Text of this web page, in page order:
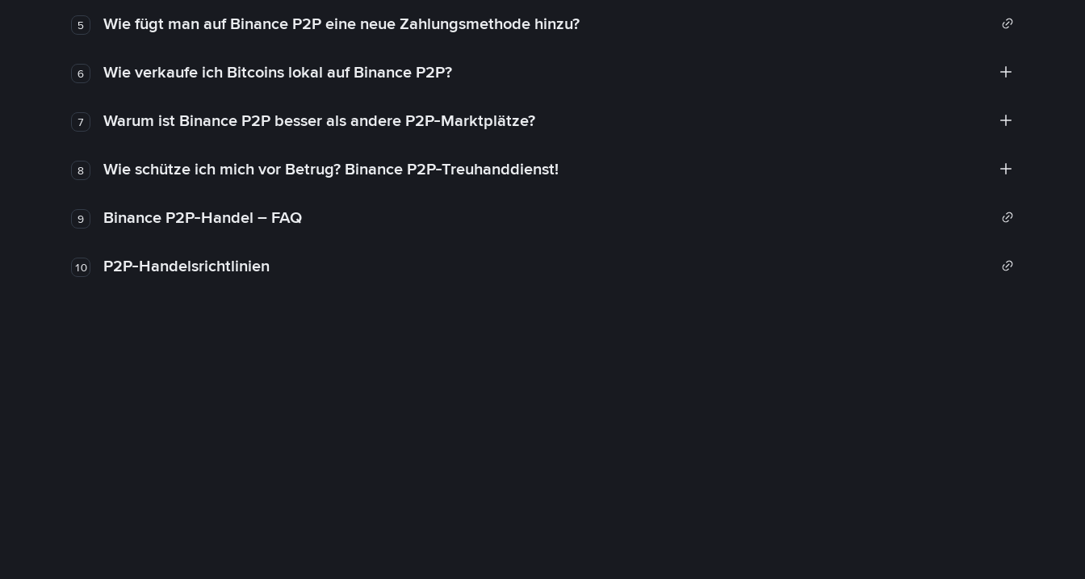
5 Wie fügt man auf Binance P2P eine neue Zahlungsmethode hinzu?
6 Wie verkaufe ich Bitcoins lokal auf Binance P2P?
7 Warum ist Binance P2P besser als andere P2P-Marktplätze?
8 Wie schütze ich mich vor Betrug? Binance P2P-Treuhanddienst!
9 Binance P2P-Handel – FAQ
10 P2P-Handelsrichtlinien